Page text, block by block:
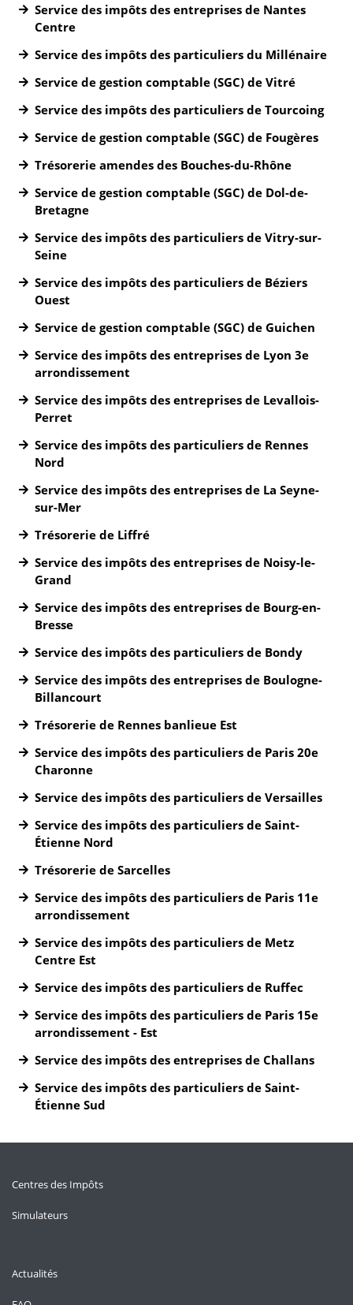
Service des impôts des entreprises de Nantes
Centre
Service des impôts des particuliers du Millénaire
Service de gestion comptable (SGC) de Vitré
Service des impôts des particuliers de Tourcoing
Service de gestion comptable (SGC) de Fougères
Trésorerie amendes des Bouches-du-Rhône
Service de gestion comptable (SGC) de Dol-de-
Bretagne
Service des impôts des particuliers de Vitry-sur-
Seine
Service des impôts des particuliers de Béziers
Ouest
Service de gestion comptable (SGC) de Guichen
Service des impôts des entreprises de Lyon 3e
arrondissement
Service des impôts des entreprises de Levallois-
Perret
Service des impôts des particuliers de Rennes
Nord
Service des impôts des entreprises de La Seyne-
sur-Mer
Trésorerie de Liffré
Service des impôts des entreprises de Noisy-le-
Grand
Service des impôts des entreprises de Bourg-en-
Bresse
Service des impôts des particuliers de Bondy
Service des impôts des entreprises de Boulogne-
Billancourt
Trésorerie de Rennes banlieue Est
Service des impôts des particuliers de Paris 20e
Charonne
Service des impôts des particuliers de Versailles
Service des impôts des particuliers de Saint-
Étienne Nord
Trésorerie de Sarcelles
Service des impôts des particuliers de Paris 11e
arrondissement
Service des impôts des particuliers de Metz
Centre Est
Service des impôts des particuliers de Ruffec
Service des impôts des particuliers de Paris 15e
arrondissement - Est
Service des impôts des entreprises de Challans
Service des impôts des particuliers de Saint-
Étienne Sud
Centres des Impôts
Simulateurs
Actualités